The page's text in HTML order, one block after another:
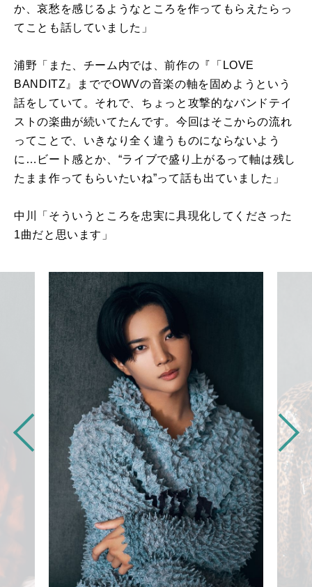
か、哀愁を感じるようなところを作ってもらえたらっ
てことも話していました」
浦野「また、チーム内では、前作の『「 LOVE
BANDITZ 』まででOWVの音楽の軸を固めようという
話をしていて。それで、ちょっと攻撃的なバンドテイ
ストの楽曲が続いてたんです。今回はそこからの流れ
ってことで、いきなり全く違うものにならないよう
に…ビート感とか、“ライブで盛り上がるって軸は残し
たまま作ってもらいたいね”って話も出ていました」
中川「そういうところを忠実に具現化してくださった
1曲だと思います」